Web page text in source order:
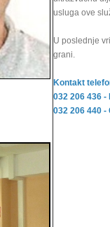
usluga ove
U poslednje
grani.
Kontakt
032 206 436 -
032 206 440 -